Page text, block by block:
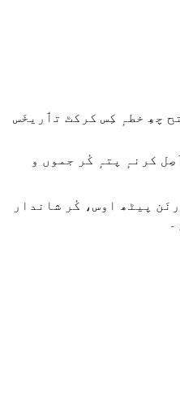
چھِ خطہٕ کِس کرکٹ تٲریخَس
مُظٲہرٕ۔ جُمعہ دۄہ 291 رنہٕ ہٕنٛز زبردست برتری حٲصِل کرنہٕ پتہٕ کٔر جموں و
ژورَن وکٹَن پیٹھ 186 رنہٕ بنٲوِتھ پنٕنۍ دوٚیِم اننگ دُبارٕ شُروٗع کٔرِتھ، قمر اقبال روٗد 94 رنَن پیٹھ ناقابلِ شکست ، ییٚلہِ زَن ساحل لوتھراہَن یُس 16 رنَن پیٹھ اوس، کٔر شاندار